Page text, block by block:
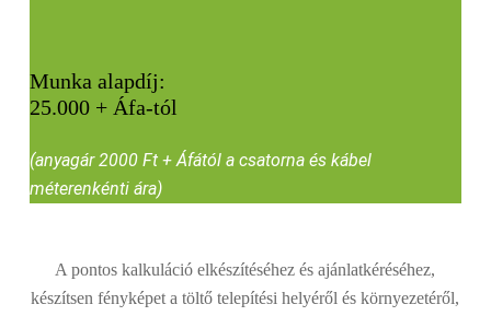
Munka alapdíj:
25.000 + Áfa-tól
(anyagár 2000 Ft + Áfától a csatorna és kábel
méterenkénti ára)
A pontos kalkuláció elkészítéséhez és ajánlatkéréséhez,
készítsen fényképet a töltő telepítési helyéről és környezetéről,